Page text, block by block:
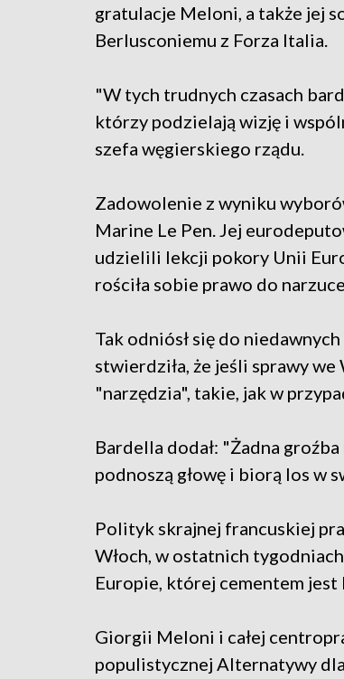
gratulacje Meloni, a także jej
Berlusconiemu z Forza Italia.
"W tych trudnych czasach
którzy podzielają wizję i
szefa węgierskiego rządu.
Zadowolenie z wyniku
Marine Le Pen. Jej
udzielili lekcji pokory Unii
rościła sobie prawo do
Tak odniósł się do
stwierdziła, że jeśli sprawy
"narzędzia", takie, jak w
Bardella dodał: "Żadna
podnoszą głowę i biorą los w
Polityk skrajnej francuskiej
Włoch, w ostatnich
Europie, której cementem
Giorgii Meloni i całej
populistycznej Alternatywy